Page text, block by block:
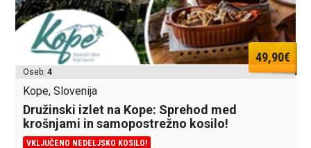
49,90€
Oseb:4
Kope, Slovenija
Družinski izlet na Kope: Sprehod med
krošnjami in samopostrežno kosilo!
VKLJUČENO NEDELJSKO KOSILO!